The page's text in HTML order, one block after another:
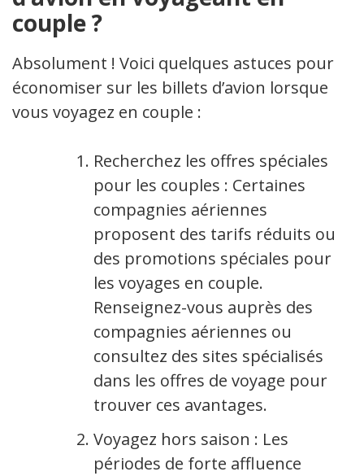
couple ?
Absolument ! Voici quelques astuces pour
économiser sur les billets d’avion lorsque
vous voyagez en couple :
Recherchez les offres spéciales
pour les couples : Certaines
compagnies aériennes
proposent des tarifs réduits ou
des promotions spéciales pour
les voyages en couple.
Renseignez-vous auprès des
compagnies aériennes ou
consultez des sites spécialisés
dans les offres de voyage pour
trouver ces avantages.
Voyagez hors saison : Les
périodes de forte affluence